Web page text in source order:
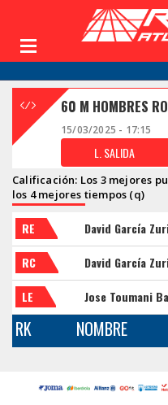
60 M HOMBRES
15/03/2025 - 17:15
L. SALIDA
Calificación: Los 3 mejores
los 4 mejores tiempos (q)
RE David García
RC David García
LE Jose Toumani
RK NOMBRE